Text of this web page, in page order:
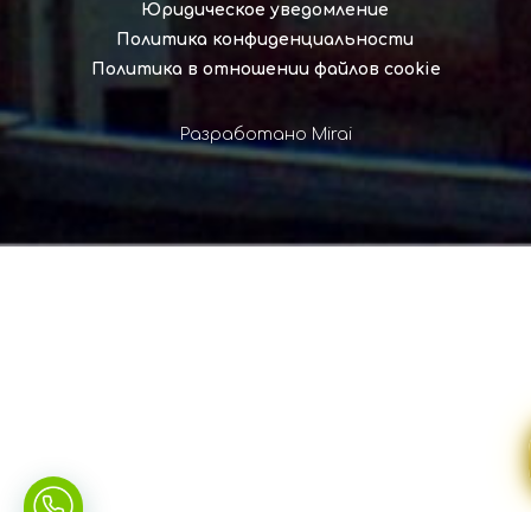
Юридическое уведомление
Политика конфиденциальности
Политика в отношении файлов cookie
Разработано Mirai